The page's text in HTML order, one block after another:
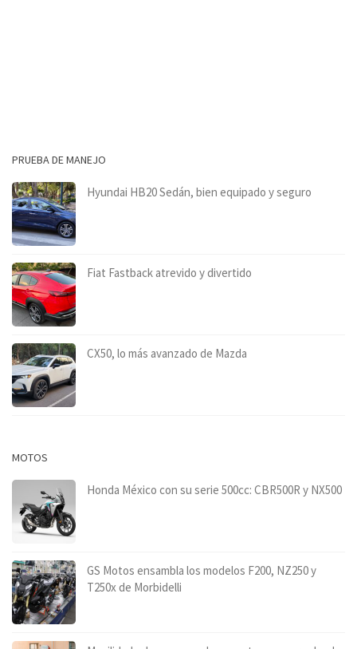
PRUEBA DE MANEJO
Hyundai HB20 Sedán, bien equipado y seguro
Fiat Fastback atrevido y divertido
CX50, lo más avanzado de Mazda
MOTOS
Honda México con su serie 500cc: CBR500R y NX500
GS Motos ensambla los modelos F200, NZ250 y
T250x de Morbidelli